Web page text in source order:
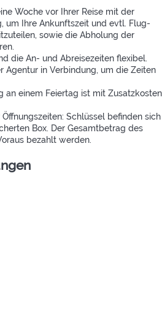
Woche vor Ihrer Reise mit der
um Ihre Ankunftszeit und evtl. Flug-
sowie die Abholung der
die An- und Abreisezeiten flexibel.
Agentur in Verbindung, um die Zeiten
an einem Feiertag ist mit Zusatzkosten
Schlüssel befinden sich
Box. Der Gesamtbetrag des
bezahlt werden.